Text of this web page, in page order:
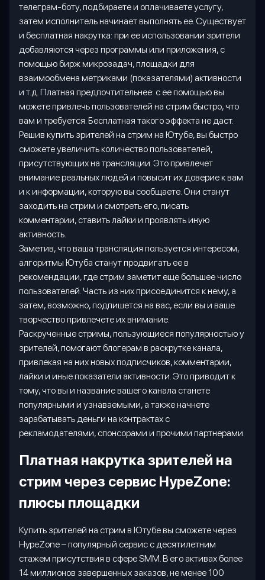
телеграм-боту, подбираете и оплачиваете услугу,
затем исполнитель начинает выполнять ее. Существует
и бесплатная накрутка: при ее использовании зрители
добавляются через программы или приложения, с
помощью бирж микрозадач, площадки для
взаимообмена метриками (показателями) активности
и т.д. Платная предпочтительнее: с ее помощью вы
можете привлечь пользователей на стрим быстро, что
вам и требуется. Бесплатная такого эффекта не даст.
Решив купить зрителей на стрим на Ютубе, вы быстро
сможете увеличить количество пользователей,
присутствующих на трансляции. Это привлечет
внимание реальных людей и повысит их доверие к вам
и к информации, которую вы сообщаете. Они станут
заходить на стрим и смотреть его, писать
комментарии, ставить лайки и проявлять иную
активность.
Заметив, что ваша трансляция пользуется интересом,
алгоритмы Ютуба станут продвигать ее в
рекомендации, где стрим заметит еще большее число
пользователей. Часть из них присоединится к нему, а
затем, возможно, подпишется на вас, если вы и ваше
творчество привлечете их внимание.
Раскрученные стримы, пользующиеся популярностью у
зрителей, помогают блогерам в раскрутке канала,
привлекая на них новых подписчиков, комментарии,
лайки и иные показатели активности. Это приводит к
тому, что вы и название вашего канала станете
популярными и узнаваемыми, а также начнете
зарабатывать деньги на контрактах с
рекламодателями, спонсорами и прочими партнерами.
Платная накрутка зрителей на
стрим через сервис HypeZone:
плюсы площадки
Купить зрителей на стрим в Ютубе вы сможете через
HypeZone– популярный сервис с десятилетним
стажем присутствия в сфереSMM. В его активах более
14 миллионов завершенных заказов, не менее 100